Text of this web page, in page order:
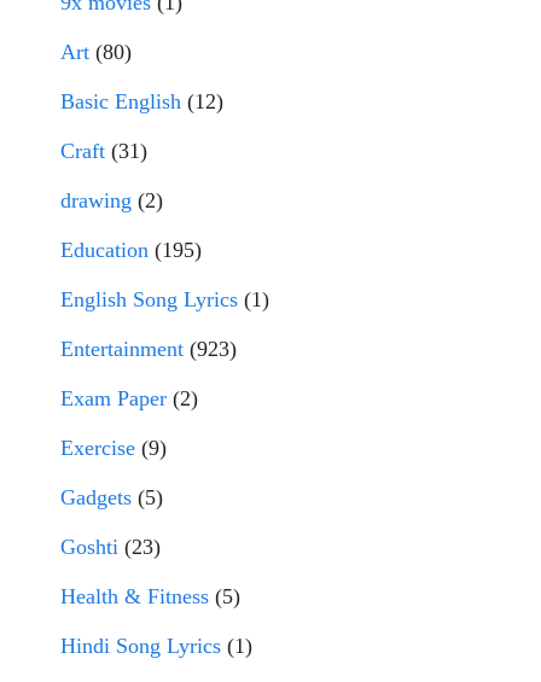
Art (80)
Basic English (12)
Craft (31)
drawing (2)
Education (195)
English Song Lyrics (1)
Entertainment (923)
Exam Paper (2)
Exercise (9)
Gadgets (5)
Goshti (23)
Health & Fitness (5)
Hindi Song Lyrics (1)